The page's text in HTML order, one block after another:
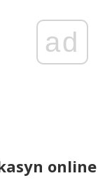
ad
online